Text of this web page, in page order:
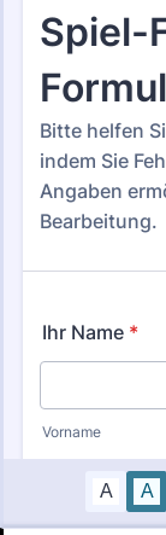
Formularvorlagen
Gaming